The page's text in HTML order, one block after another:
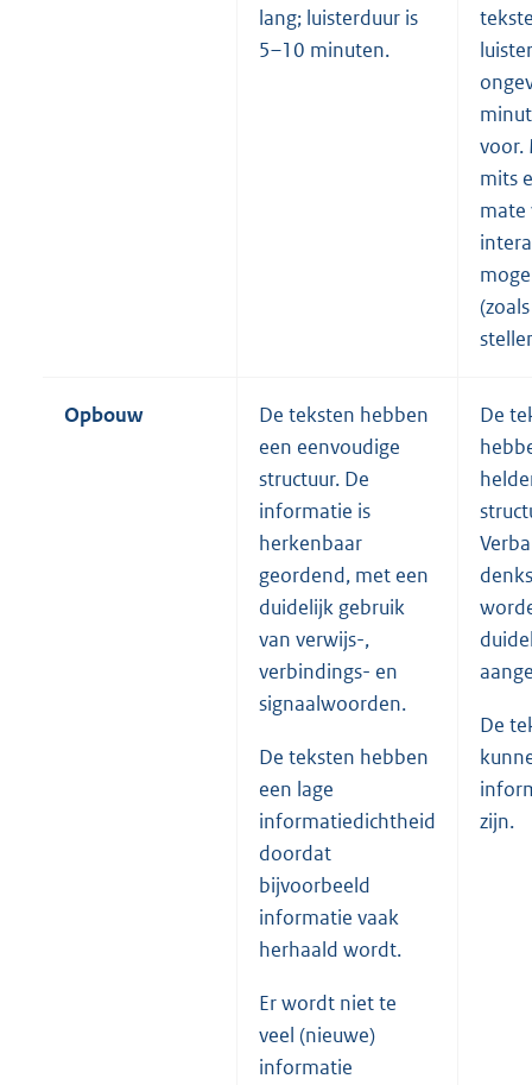
lang; luisterduur is
5–10 minuten.
voor.
mits
mate
Opbouw
De teksten hebben
een eenvoudige
structuur. De
informatie is
herkenbaar
geordend, met een
duidelijk gebruik
van verwijs-,
verbindings- en
signaalwoorden.
De teksten hebben
een lage
informatiedichtheid
doordat
bijvoorbeeld
informatie vaak
herhaald wordt.
Er wordt niet te
veel (nieuwe)
informatie
De
De
zijn.